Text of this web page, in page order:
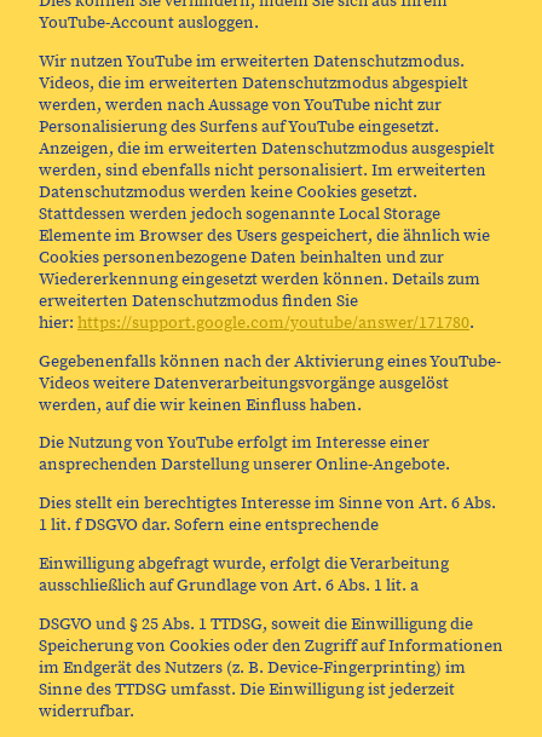
YouTube-Account ausloggen.
Wir nutzen YouTube im erweiterten Datenschutzmodus.
Videos, die im erweiterten Datenschutzmodus abgespielt
werden, werden nach Aussage von YouTube nicht zur
Personalisierung des Surfens auf YouTube eingesetzt.
Anzeigen, die im erweiterten Datenschutzmodus ausgespielt
werden, sind ebenfalls nicht personalisiert. Im erweiterten
Datenschutzmodus werden keine Cookies gesetzt.
Stattdessen werden jedoch sogenannte Local Storage
Elemente im Browser des Users gespeichert, die ähnlich wie
Cookies personenbezogene Daten beinhalten und zur
Wiedererkennung eingesetzt werden können. Details zum
erweiterten Datenschutzmodus finden Sie
hier: https://support.google.com/youtube/answer/171780.
Gegebenenfalls können nach der Aktivierung eines YouTube-
Videos weitere Datenverarbeitungsvorgänge ausgelöst
werden, auf die wir keinen Einfluss haben.
Die Nutzung von YouTube erfolgt im Interesse einer
ansprechenden Darstellung unserer Online-Angebote.
Dies stellt ein berechtigtes Interesse im Sinne von Art. 6 Abs.
1 lit. f DSGVO dar. Sofern eine entsprechende
Einwilligung abgefragt wurde, erfolgt die Verarbeitung
ausschließlich auf Grundlage von Art. 6 Abs. 1 lit. a
DSGVO und § 25 Abs. 1 TTDSG, soweit die Einwilligung die
Speicherung von Cookies oder den Zugriff auf Informationen
im Endgerät des Nutzers (z. B. Device-Fingerprinting) im
Sinne des TTDSG umfasst. Die Einwilligung ist jederzeit
widerrufbar.